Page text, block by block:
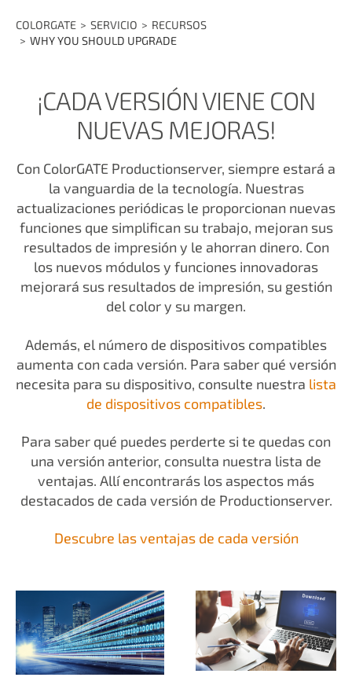
COLORGATE SERVICIO
RECURSOS
WHY YOU SHOULD UPGRADE
¡CADA VERSIÓN VIENE CON
NUEVAS MEJORAS!
Con ColorGATE Productionserver, siempre estará a
la vanguardia de la tecnología. Nuestras
actualizaciones periódicas le proporcionan nuevas
funciones que simplifican su trabajo, mejoran sus
resultados de impresión y le ahorran dinero. Con
los nuevos módulos y funciones innovadoras
mejorará sus resultados de impresión, su gestión
del color y su margen.
Además, el número de dispositivos compatibles
aumenta con cada versión. Para saber qué versión
necesita para su dispositivo, consulte nuestra lista
de dispositivos compatibles.
Para saber qué puedes perderte si te quedas con
una versión anterior, consulta nuestra lista de
ventajas. Allí encontrarás los aspectos más
destacados de cada versión de Productionserver.
Descubre las ventajas de cada versión